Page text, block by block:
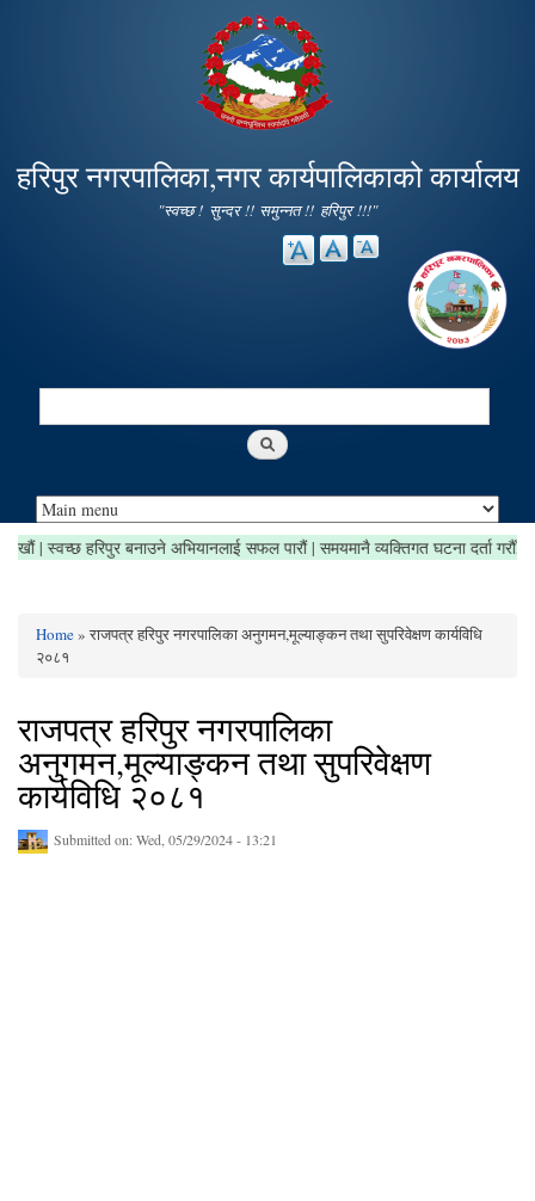
main
content
हरिपुर नगरपालिका,नगर कार्यपालिकाको कार्यालय
"स्वच्छ ! सुन्दर !! समुन्नत !! हरिपुर !!!"
Search
सफा राखौं | स्वच्छ हरिपुर बनाउने अभियानलाई सफल पारौं | समयमानै व्यक्तिगत घटना दर्ता
You are here
Home» राजपत्र हरिपुर नगरपालिका अनुगमन,मूल्याङ्कन तथा सुपरिवेक्षण कार्यविधि
२०८१
राजपत्र हरिपुर नगरपालिका
अनुगमन,मूल्याङ्कन तथा सुपरिवेक्षण
कार्यविधि २०८१
Submitted on:Wed, 05/29/2024 - 13:21